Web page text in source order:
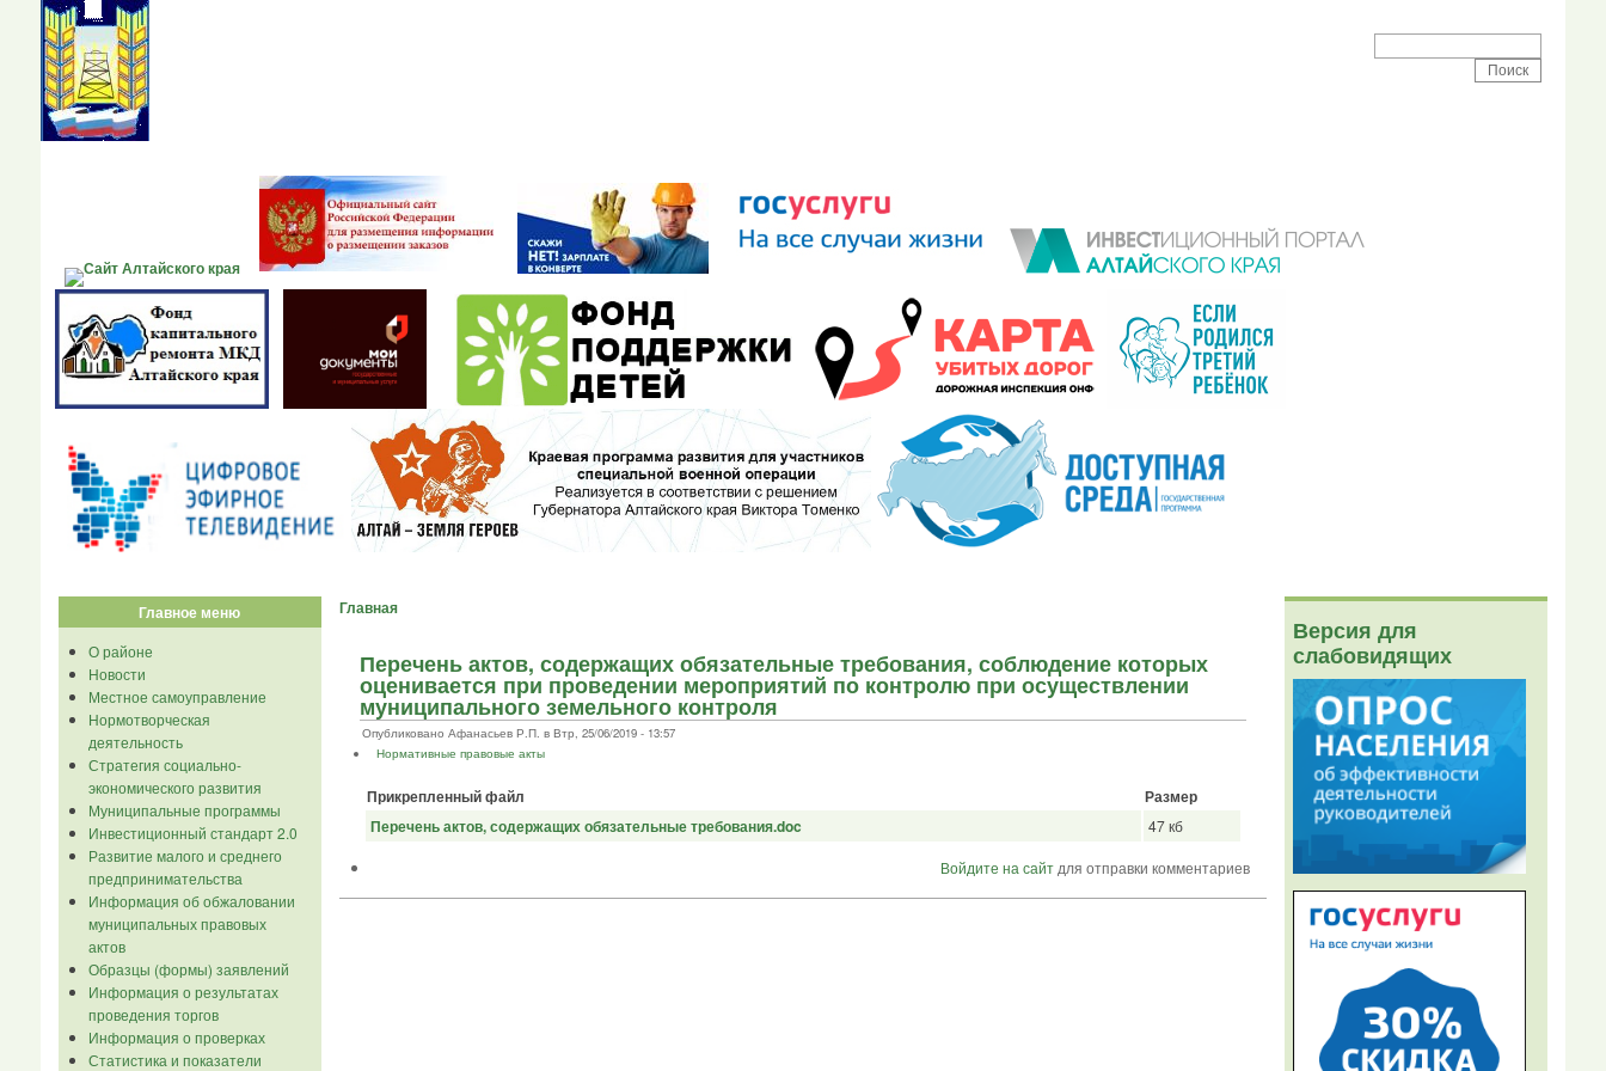
Поиск на сайте:
Главное меню
О районе
Новости
Местное самоуправление
Нормотворческая
деятельность
Стратегия социально-
экономического развития
Муниципальные программы
Инвестиционный стандарт 2.0
Развитие малого и среднего
предпринимательства
Информация об обжаловании
муниципальных правовых
актов
Образцы (формы) заявлений
Информация о результатах
проведения торгов
Информация о проверках
Статистика и показатели
Главная
Перечень актов, содержащих обязательные требования, соблюдение которых
оценивается при проведении мероприятий по контролю при осуществлении
муниципального земельного контроля
Опубликовано Афанасьев Р.П. в Втр, 25/06/2019 - 13:57
Нормативные правовые акты
Прикрепленный файл
Размер
Перечень актов, содержащих обязательные требования.doc
47 кб
Войдите на сайтдля отправки комментариев
Версия для
слабовидящих